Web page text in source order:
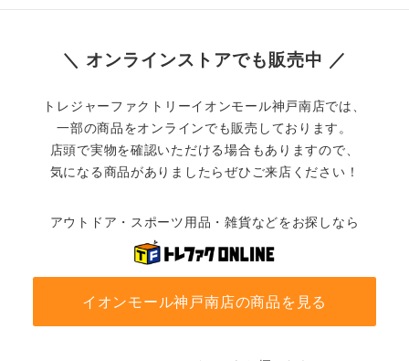
＼ オンラインストアでも販売中 ／
トレジャーファクトリーイオンモール神戸南店では、
一部の商品をオンラインでも販売しております。
店頭で実物を確認いただける場合もありますので、
気になる商品がありましたらぜひご来店ください！
アウトドア・スポーツ用品・雑貨などをお探しなら
イオンモール神戸南店の商品を見る